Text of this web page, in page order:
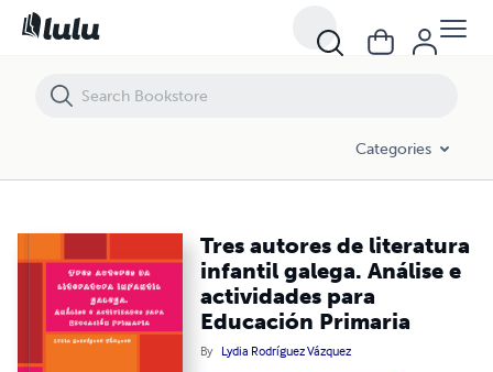
Categories
Tres autores de literatura
infantil galega. Análise e
actividades para
Educación Primaria
By Lydia Rodríguez Vázquez
Tres autores de literatura infantil galega. Análise e actividades para